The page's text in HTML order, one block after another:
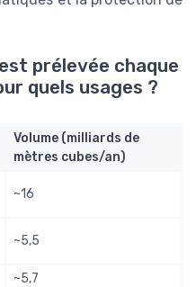
prélevée chaque
quels usages ?
Volume (milliards de
mètres cubes/an)
~16
~5,5
~5,7